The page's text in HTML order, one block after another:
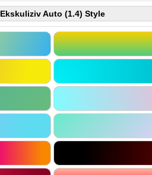
Ekskuliziv Auto (1.4) Style